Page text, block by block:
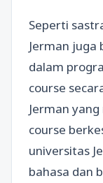
Seperti
Jerman
dalam
course
Jerman
course
universitas
bahasa dan